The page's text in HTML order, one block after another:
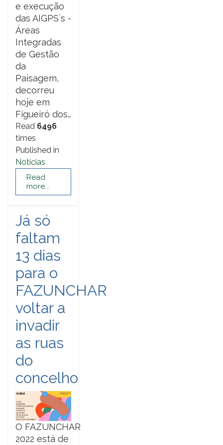
e execução
das AIGPS´s -
Áreas
Integradas
de Gestão
da
Paisagem,
decorreu
hoje em
Figueiró dos…
Read 6496
times
Published in
Noticias
Read
more...
Já só
faltam
13 dias
para o
FAZUNCHAR
voltar a
invadir
as ruas
do
concelho
O FAZUNCHAR
2022 está de